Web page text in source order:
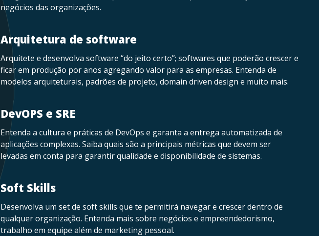
negócios das organizações.
Arquitetura de software
Arquitete e desenvolva software “do jeito certo”; softwares que poderão crescer e
ficar em produção por anos agregando valor para as empresas. Entenda de
modelos arquiteturais, padrões de projeto, domain driven design e muito mais.
DevOPS e SRE
Entenda a cultura e práticas de DevOps e garanta a entrega automatizada de
aplicações complexas. Saiba quais são a principais métricas que devem ser
levadas em conta para garantir qualidade e disponibilidade de sistemas.
Soft Skills
Desenvolva um set de soft skills que te permitirá navegar e crescer dentro de
qualquer organização. Entenda mais sobre negócios e empreendedorismo,
trabalho em equipe além de marketing pessoal.